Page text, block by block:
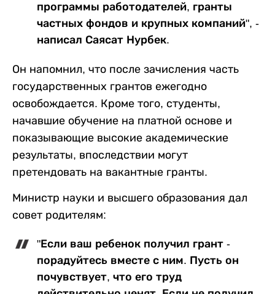
программы работодателей, гранты
частных фондов и крупных компаний", -
написал Саясат Нурбек.
Он напомнил, что после зачисления часть
государственных грантов ежегодно
освобождается. Кроме того, студенты,
начавшие обучение на платной основе и
показывающие высокие академические
результаты, впоследствии могут
претендовать на вакантные гранты.
Министр науки и высшего образования дал
совет родителям:
"Если ваш ребенок получил грант -
порадуйтесь вместе с ним. Пусть он
почувствует, что его труд